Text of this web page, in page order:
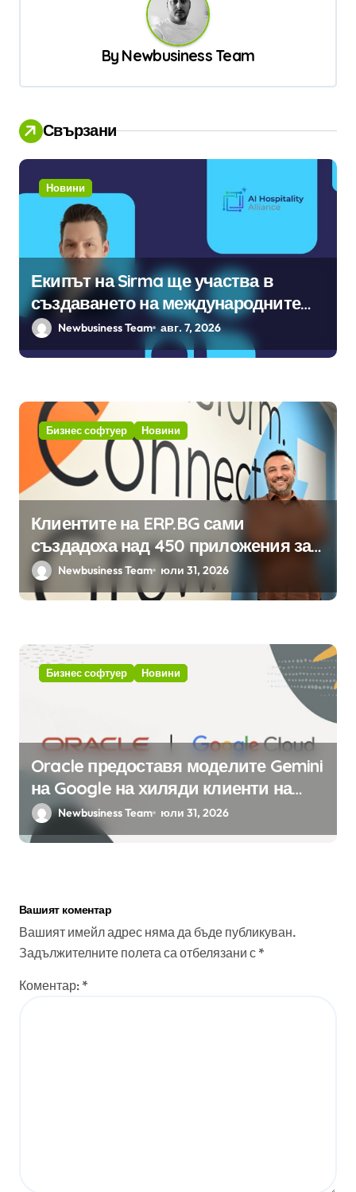
By Newbusiness Team
Свързани
Новини
Екипът на Sirma ще участва в
създаването на международните
стандарти за навлизане на
изкуствен интелект в
Newbusiness Team авг. 7, 2026
Бизнес софтуер Новини
Клиентите на ERP.BG сами
създадоха над 450 приложения за
ERP системата с помощта на
вградения в нея изкуствен
Newbusiness Team юли 31, 2026
Бизнес софтуер Новини
Oracle предоставя моделите Gemini
на Google на хиляди клиенти на
бизнес приложения
Newbusiness Team юли 31, 2026
Вашият коментар
Вашият имейл адрес няма да бъде публикуван.
Задължителните полета са отбелязани с *
Коментар: *